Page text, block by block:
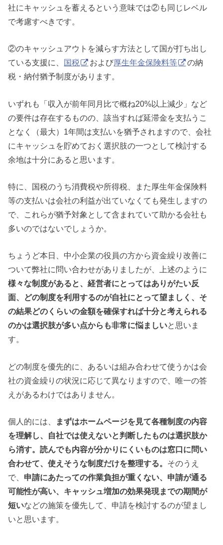
社にキャッシュを蓄えるという意味では②も同じレベル
で考慮すべきです。
②のキャッシュアウトを減らす方法として国が打ち出し
ている支援に、 国税 および厚生年金保険料等
の納
税・納付猶予制度があります。
いずれも「収入が前年同月比で概ね20%以上減少」など
の要件は存在するものの、該当すれば延滞金を支払うこ
となく（最大）1年間は支払いを猶予されますので、会社
にキャッシュを貯めておく選択肢の一つとして検討する
余地は十分にあると思います。
特に、国税のうち消費税や所得税、また厚生年金保険料
等の支払いは会社の利益が出ていなくても発生しますの
で、これらが猶予対象として含まれていて助かる会社も
多いのではないでしょうか。
ちょうど本日、中小企業の役員の方から資金繰り改善に
ついて弊社に問い合わせがありましたが、上述のように
様々な制度があると、経営者にとってはありがたい反
面、どの制度を利用するのが自社にとって望ましく、そ
の結果どのくらいの金額を確保すれば十分と考えられる
のかは選択肢が多い点からも非常に悩ましいと思いま
す。
どの制度を優先的に、あるいは組み合わせて使うかは会
社の資金繰りの状況に応じて異なりますので、唯一の答
えがあるわけではありません。
個人的には、
まずはホームページを見て各種制度の内容
を理解し、自社では使えないと判断したものは選択肢か
ら消す。読んでも内容が分かりにくいものは窓口に問い
合わせて、使えそうな制度だけを整理する。 そのうえ
で、 申請にあたっての作業負担が重くない、申請が通る
可能性が高い、キャッシュ増加の効果発現までの期間が
短いなどの施策を優先して、申請を検討するのが望まし
いと思います。